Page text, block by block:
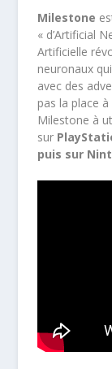
Milestone
« d’Artificial
Artificielle
neuronaux
avec des
pas la place à
Milestone à
sur
puis sur